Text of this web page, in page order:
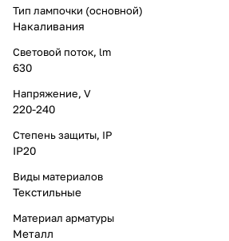
Тип лампочки (основной)
Накаливания
Световой поток, lm
630
Напряжение, V
220-240
Степень защиты, IP
IP20
Виды материалов
Текстильные
Материал арматуры
Металл